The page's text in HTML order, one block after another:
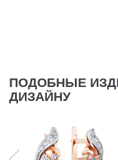
ПОДОБНЫЕ
ДИЗАЙНУ